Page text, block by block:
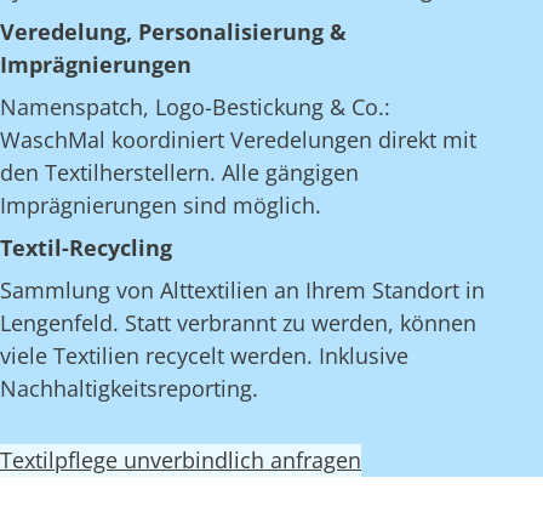
Veredelung, Personalisierung &
Imprägnierungen
Namenspatch, Logo-Bestickung & Co.:
WaschMal koordiniert Veredelungen direkt mit
den Textilherstellern. Alle gängigen
Imprägnierungen sind möglich.
Textil-Recycling
Sammlung von Alttextilien an Ihrem Standort in
Lengenfeld. Statt verbrannt zu werden, können
viele Textilien recycelt werden. Inklusive
Nachhaltigkeitsreporting.
Textilpflege unverbindlich anfragen